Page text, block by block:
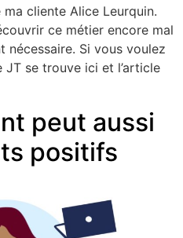
cliente Alice Leurquin.
ce métier encore mal
Si vous voulez
se trouve ici et l’article
peut aussi
positifs